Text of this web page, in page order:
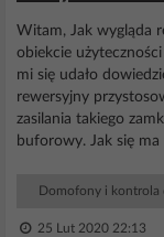
Witam, Jak wygląda
obiekcie
mi się udało
rewersyjny
zasilania takiego
buforowy. Jak się ma
Domofony i kontrola
25 Lut 2020 22:13